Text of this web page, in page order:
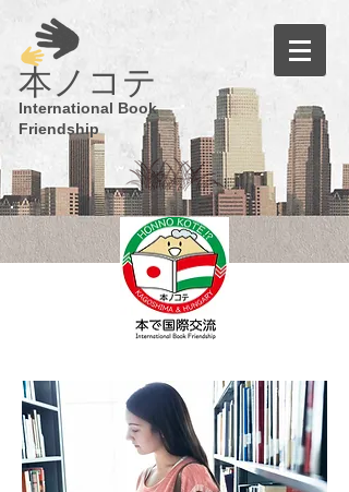
​本ノコテ
International Book
Friendship